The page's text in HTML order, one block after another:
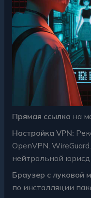
Прямая ссылка на
Настройка VPN:
OpenVPN,
нейтральной
Браузер с луковой
по инсталляции